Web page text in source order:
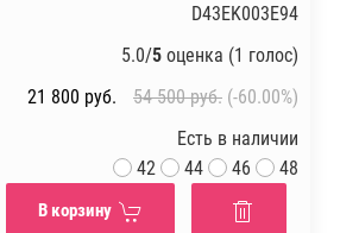
D43EK003E94
5.0/5 оценка (1 голос)
21 800 руб. 54 500 руб. (-60.00%)
Есть в наличии
42
44 46 48
В корзину